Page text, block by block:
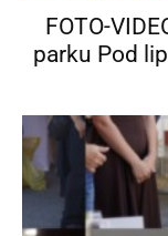
FOTO-
parku Pod